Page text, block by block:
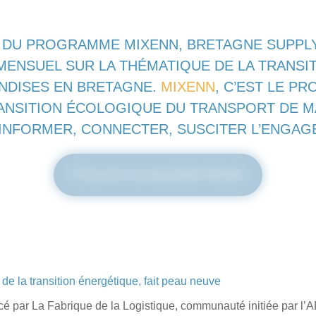
PROGRAMME MIXENN, BRETAGNE
SUR LA THÉMATIQUE DE LA
EN BRETAGNE. MIXENN, C’EST LE
ÉCOLOGIQUE DU TRANSPORT DE
CONNECTER, SUSCITER
la transition énergétique, fait peau neuve
par La Fabrique de la Logistique, communauté initiée par